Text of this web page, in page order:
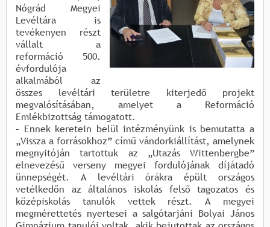
Nógrád Megyei
Levéltára is
tevékenyen részt
vállalt a
reformáció 500.
évfordulója
alkalmából az
összes levéltári területre kiterjedő projekt
megvalósításában, amelyet a Reformáció
Emlékbizottság támogatott.
– Ennek keretein belül intézményünk is bemutatta a
„Vissza a forrásokhoz” című vándorkiállítást, amelynek
megnyitóján tartottuk az „Utazás Wittenbergbe”
elnevezésű verseny megyei fordulójának díjátadó
ünnepségét. A levéltári órákra épült országos
vetélkedőn az általános iskolás felső tagozatos és
középiskolás tanulók vettek részt. A megyei
megmérettetés nyertesei a salgótarjáni Bolyai János